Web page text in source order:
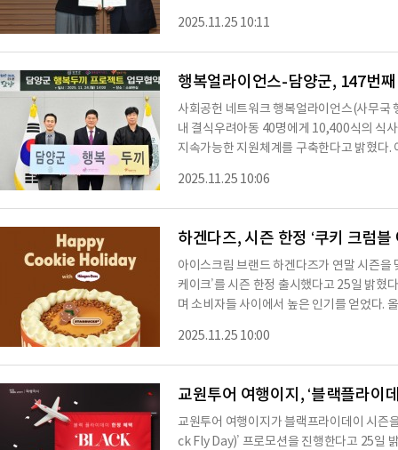
와 재미가 결합된 ‘퍼네이션
문화를 확산한다는 취지다. 이를 위해 오는
2025.11.25 10:11
행복얼라이언스-담양군, 147번째
사회공헌 네트워크 행복얼라이언스(사무국
내 결식우려아동 40명에게 10,400식의 식
지속가능한 지원체계를 구축한다고 밝혔다.
마련해 지속적인 식사 지원체계를 조성하
젝트 출범 이후 참여 지자체를 꾸준히 확대
년 만에 47개 기초지자체가 새롭게 합류하
2025.11.25 10:06
하겐다즈, 시즌 한정
아이스크림 브랜드 하겐다즈가 연말 시즌을
케이크’를 시즌 한정 출시했다고 25일 밝혔다. 해당 제품들은 매 출시와 동시에 빠르게 완
며 소비자들 사이에서 높은 인기를 얻었다.
스크림 케이크’는 그간 국내에서 볼 수 없던
로투스 비스킷 청크가 가득 들어간 하겐다
2025.11.25 10:00
교원투어 여행이지, ‘블랙플라이
교원투어 여행이지가 블랙프라이데이 시즌
ck Fly Day)’ 프로모션을 진행한다고 25일